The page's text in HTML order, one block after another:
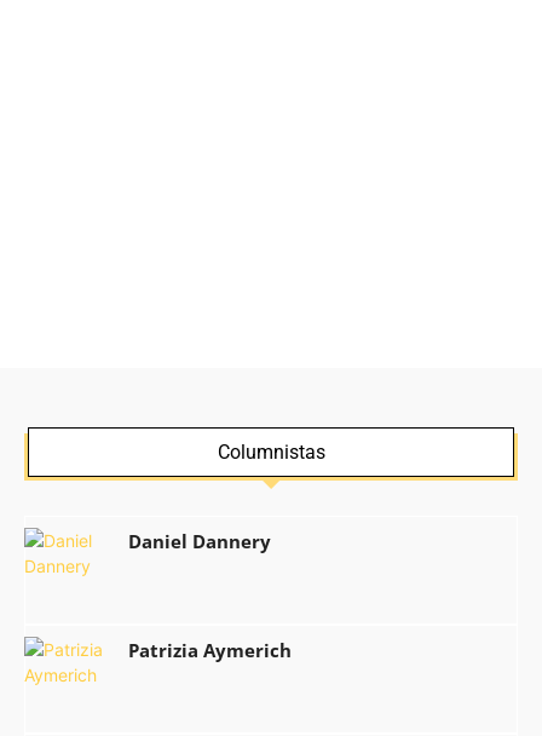
Columnistas
Daniel Dannery
Patrizia Aymerich